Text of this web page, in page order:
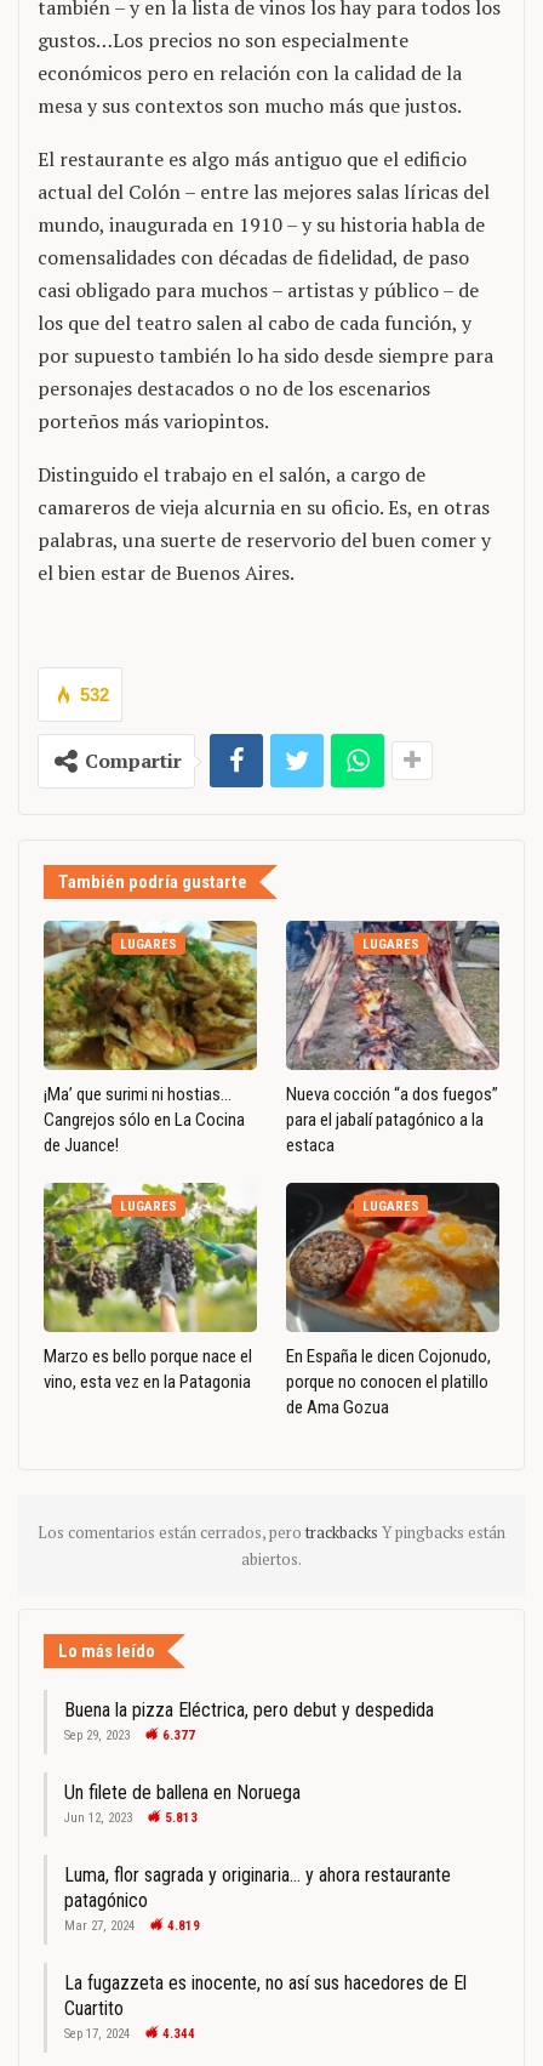
también – y en la lista de vinos los hay para todos los
gustos…Los precios no son especialmente
económicos pero en relación con la calidad de la
mesa y sus contextos son mucho más que justos.
El restaurante es algo más antiguo que el edificio
actual del Colón – entre las mejores salas líricas del
mundo, inaugurada en 1910 – y su historia habla de
comensalidades con décadas de fidelidad, de paso
casi obligado para muchos – artistas y público – de
los que del teatro salen al cabo de cada función, y
por supuesto también lo ha sido desde siempre para
personajes destacados o no de los escenarios
porteños más variopintos.
Distinguido el trabajo en el salón, a cargo de
camareros de vieja alcurnia en su oficio. Es, en otras
palabras, una suerte de reservorio del buen comer y
el bien estar de Buenos Aires.
532
Compartir
También podría gustarte
LUGARES
¡Ma’ que surimi ni hostias…
Cangrejos sólo en La Cocina
de Juance!
LUGARES
Nueva cocción “a dos fuegos”
para el jabalí patagónico a la
estaca
LUGARES
Marzo es bello porque nace el
vino, esta vez en la Patagonia
LUGARES
En España le dicen Cojonudo,
porque no conocen el platillo
de Ama Gozua
Los comentarios están cerrados, pero trackbacks Y pingbacks están
abiertos.
Lo más leído
Buena la pizza Eléctrica, pero debut y despedida
Sep 29, 2023 6.377
Un filete de ballena en Noruega
Jun 12, 2023 5.813
Luma, flor sagrada y originaria… y ahora restaurante
patagónico
Mar 27, 2024 4.819
La fugazzeta es inocente, no así sus hacedores de El
Cuartito
Sep 17, 2024 4.344